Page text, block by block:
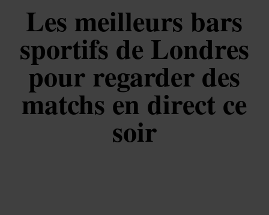
Les meilleurs bars
sportifs de Londres
pour regarder des
matchs en direct ce
soir